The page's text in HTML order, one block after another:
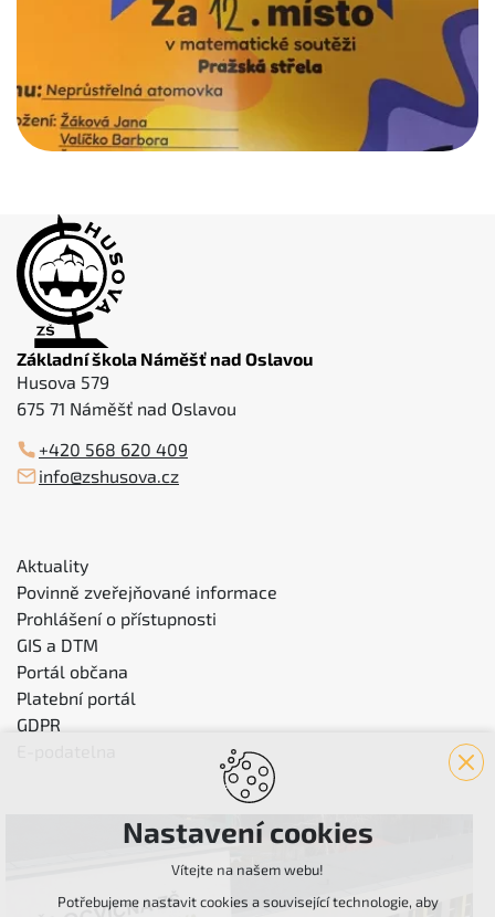
Základní škola Náměšť nad Oslavou
Husova 579
675 71 Náměšť nad Oslavou
+420 568 620 409
info@zshusova.cz
Aktuality
Povinně zveřejňované informace
Prohlášení o přístupnosti
GIS a DTM
Portál občana
Platební portál
GDPR
Nastavení cookies
Vítejte na našem webu!
Potřebujeme nastavit cookies a související technologie, aby